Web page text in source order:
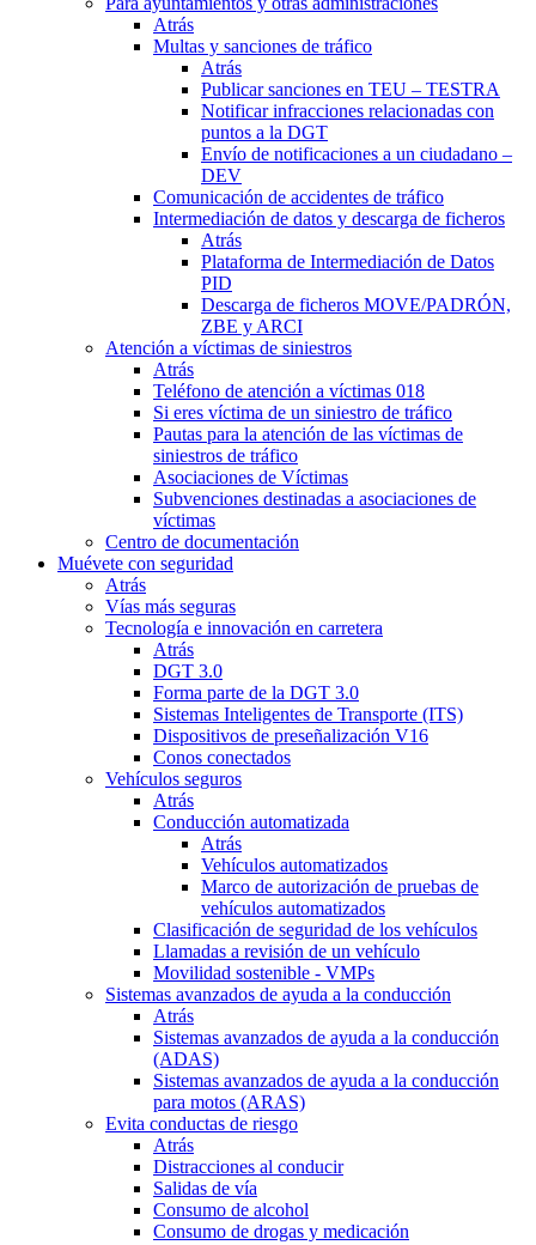
Atrás
Multas y sanciones de tráfico
Atrás
Publicar sanciones en TEU – TESTRA
Notificar infracciones relacionadas con
puntos a la DGT
Envío de notificaciones a un ciudadano –
DEV
Comunicación de accidentes de tráfico
Intermediación de datos y descarga de ficheros
Atrás
Plataforma de Intermediación de Datos
PID
Descarga de ficheros MOVE/PADRÓN,
ZBE y ARCI
Atención a víctimas de siniestros
Atrás
Teléfono de atención a víctimas 018
Si eres víctima de un siniestro de tráfico
Pautas para la atención de las víctimas de
siniestros de tráfico
Asociaciones de Víctimas
Subvenciones destinadas a asociaciones de
víctimas
Centro de documentación
Muévete con seguridad
Atrás
Vías más seguras
Tecnología e innovación en carretera
Atrás
DGT 3.0
Forma parte de la DGT 3.0
Sistemas Inteligentes de Transporte (ITS)
Dispositivos de preseñalización V16
Conos conectados
Vehículos seguros
Atrás
Conducción automatizada
Atrás
Vehículos automatizados
Marco de autorización de pruebas de
vehículos automatizados
Clasificación de seguridad de los vehículos
Llamadas a revisión de un vehículo
Movilidad sostenible - VMPs
Sistemas avanzados de ayuda a la conducción
Atrás
Sistemas avanzados de ayuda a la conducción
(ADAS)
Sistemas avanzados de ayuda a la conducción
para motos (ARAS)
Evita conductas de riesgo
Atrás
Distracciones al conducir
Salidas de vía
Consumo de alcohol
Consumo de drogas y medicación